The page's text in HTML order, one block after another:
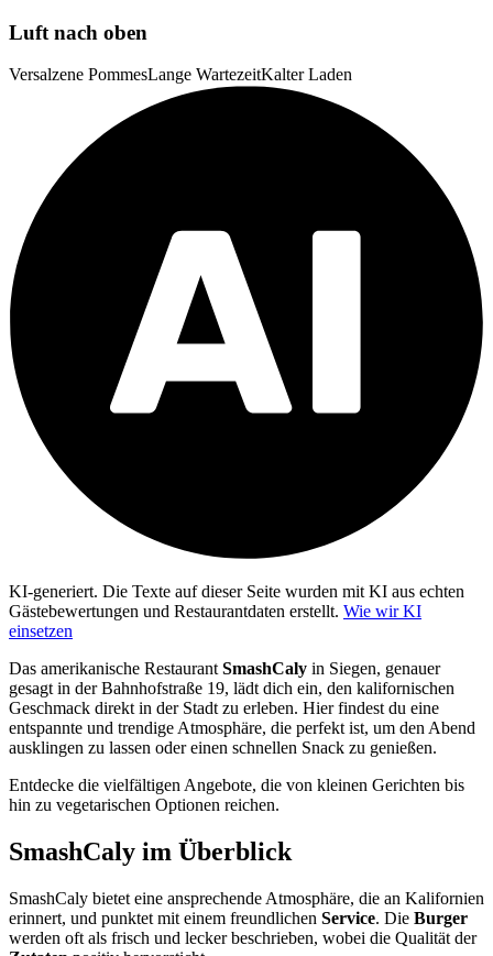
Luft nach oben
Versalzene PommesLange WartezeitKalter Laden
KI-generiert. Die Texte auf dieser Seite wurden mit KI aus echten
Gästebewertungen und Restaurantdaten erstellt. Wie wir KI
einsetzen
Das amerikanische Restaurant SmashCaly in Siegen, genauer
gesagt in der Bahnhofstraße 19, lädt dich ein, den kalifornischen
Geschmack direkt in der Stadt zu erleben. Hier findest du eine
entspannte und trendige Atmosphäre, die perfekt ist, um den Abend
ausklingen zu lassen oder einen schnellen Snack zu genießen.
Entdecke die vielfältigen Angebote, die von kleinen Gerichten bis
hin zu vegetarischen Optionen reichen.
SmashCaly im Überblick
SmashCaly bietet eine ansprechende Atmosphäre, die an Kalifornien
erinnert, und punktet mit einem freundlichen Service. Die Burger
werden oft als frisch und lecker beschrieben, wobei die Qualität der